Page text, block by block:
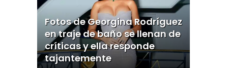
Fotos de Georgina Rodríguez
en traje de baño se llenan de
críticas y ella responde
tajantemente